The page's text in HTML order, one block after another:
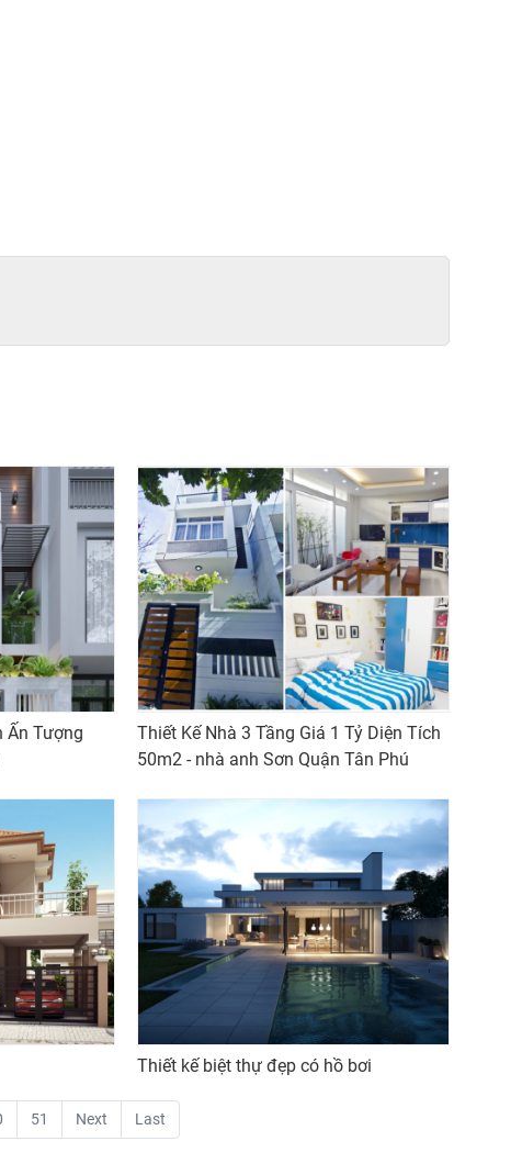
Ấn Tượng
Thiết Kế Nhà 3 Tầng Giá 1 Tỷ Diện Tích
50m2 - nhà anh Sơn Quận Tân Phú
Thiết kế biệt thự đẹp có hồ bơi
51 Next Last